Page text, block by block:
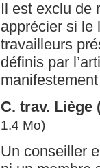
Il est exclu de
apprécier si le
travailleurs
définis par
C. trav. Liège
1.4 Mo)
Un conseiller